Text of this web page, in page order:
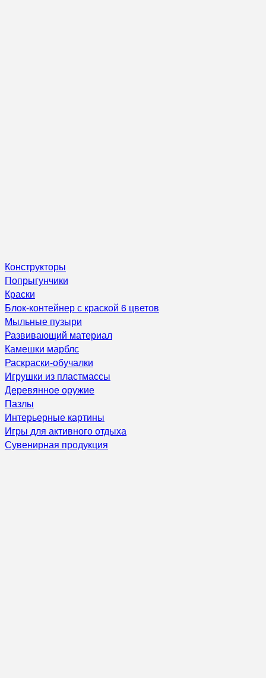
Конструкторы
Попрыгунчики
Краски
Блок-контейнер с краской 6 цветов
Мыльные пузыри
Развивающий материал
Камешки марблс
Раскраски-обучалки
Игрушки из пластмассы
Деревянное оружие
Пазлы
Интерьерные картины
Игры для активного отдыха
Сувенирная продукция